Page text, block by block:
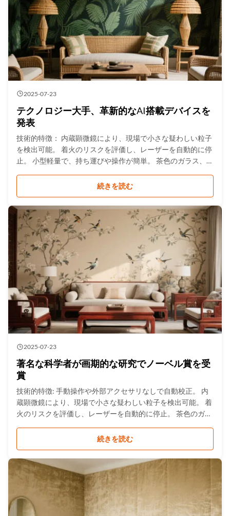
2025-07-23
テクノロジー大手、革新的なAI搭載デバイスを
発表
技術的特徴： 内蔵顕微鏡により、現場で小さな疑わしい粒子
を検出可能。 着火のリスクを評価し、レーザーを自動的に停
止。 小型軽量で、持ち運びや操作が簡単。 茶色のガラス、一
リ＞13,000種、禁制品スペクトルライブラリ＞3,000種。
.gtr-container { font-family: 'Arial', sans-serif; color: #333333;
line-height: 1.6; max-width: 900px; margin: 0 auto; } .gtr-
heading { font-size: 18px ...
続きを読む
2025-07-23
著名な科学者が画期的な研究でノーベル賞を受
賞
技術的特徴: 手動操作や外部アクセサリなしで自動校正。 内
蔵顕微鏡により、現場で小さな疑わしい粒子を検出可能。 着
火のリスクを評価し、レーザーを自動的に停止。 茶色のガラ
ち運びや操作が簡単。 総スペクトルライブラリ＞13,000種、
違法薬物スペクトルライブラリ＞3,000種。 多言語対応。 内
蔵ライブラリ: 麻薬および前駆体：ヘロイン、モルヒネ、メ
タンフェタミン、ケタミン、コカイン、MDMA、フェンタニ
ル、カンナビノイド、エフェドリン、サフロールなど。化学
兵器：GB、GD、VX、HDなど。 可燃性および有毒液体：ガ
ソリン、灯油、軽油、メタ...
続きを読む